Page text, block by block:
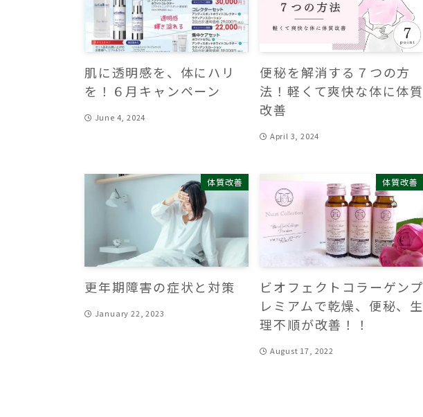
肌に透明感を、体にハリ
を！６月キャンペーン
June 4, 2024
便秘を解消する７つの方
法！軽くて爽快な体に体質
改善
April 3, 2024
体質改善
更年期障害の症状と対策
January 22, 2023
体質改善
ビオフェクトコラーゲンプ
レミアムで乾燥、便秘、生
理不順が改善！！
August 17, 2022